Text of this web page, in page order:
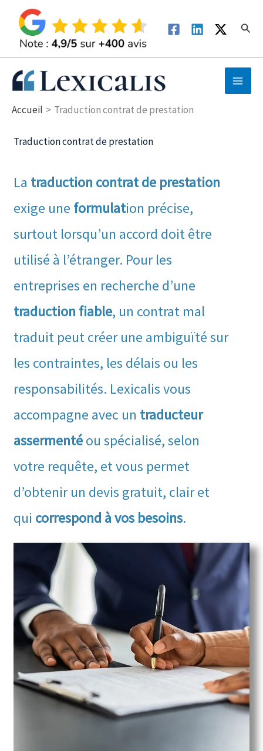
contenu
Accueil Traduction contrat de prestation
Traduction contrat de prestation
La traduction contrat de prestation
exige une formulation précise,
surtout lorsqu’un accord doit être
utilisé à l’étranger. Pour les
entreprises en recherche d’une
traduction fiable, un contrat mal
traduit peut créer une ambiguïté sur
les contraintes, les délais ou les
responsabilités. Lexicalis vous
accompagne avec un traducteur
assermentéou spécialisé, selon
votre requête, et vous permet
d’obtenir un devis gratuit, clair et
qui correspond à vos besoins.